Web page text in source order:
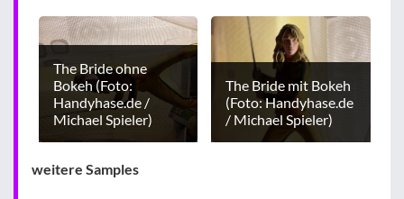
The Bride ohne
Bokeh (Foto:
Handyhase.de /
Michael Spieler)
The Bride mit Bokeh
(Foto: Handyhase.de
/ Michael Spieler)
weitere Samples